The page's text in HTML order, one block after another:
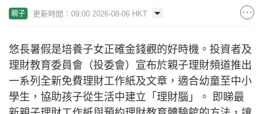
親子 更新時間：09:00 2026-08-06 HKT
悠長暑假是培養子女正確金錢觀的好時機。投資者及
理財教育委員會（投委會）宣布於親子理財頻道推出
一系列全新免費理財工作紙及文章，適合幼童至中小
學生，協助孩子從生活中建立「理財腦」。 即睇最